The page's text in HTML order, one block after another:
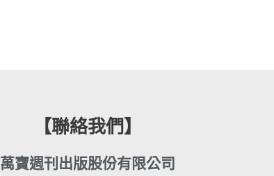
【聯絡我們】
萬寶週刊出版股份有限公司